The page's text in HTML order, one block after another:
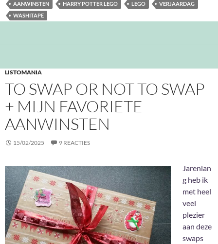
AANWINSTEN HARRY POTTER LEGO LEGO
VERJAARDAG
WASHITAPE
LISTOMANIA
TO SWAP OR NOT TO SWAP
+ MIJN FAVORIETE
AANWINSTEN
15/02/2025 9 REACTIES
Jarenlan
g heb ik
met heel
veel
plezier
aan deze
swaps